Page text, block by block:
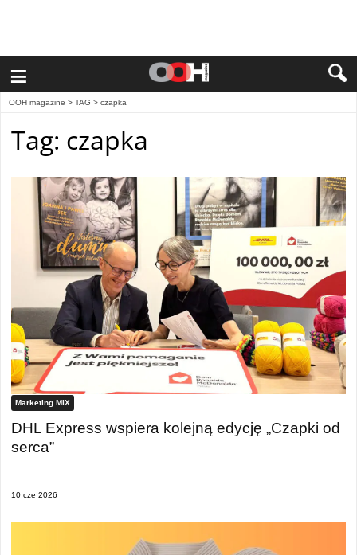
≡
OOH magazine > TAG > czapka
Tag: czapka
Marketing MIX
DHL Express wspiera kolejną edycję „Czapki od
serca”
10 cze 2026